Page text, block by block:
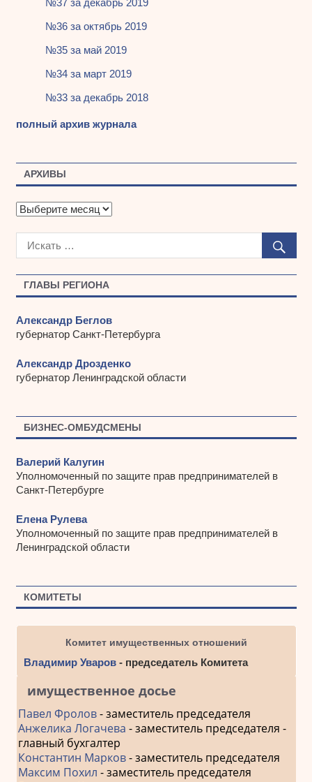
ГЛАВЫ РЕГИОНА
Александр Беглов
губернатор Санкт-Петербурга
Александр Дрозденко
губернатор Ленинградской области
БИЗНЕС-ОМБУДСМЕНЫ
Валерий Калугин
Уполномоченный по защите прав предпринимателей в
Санкт-Петербурге
Елена Рулева
Уполномоченный по защите прав предпринимателей в
Ленинградской области
КОМИТЕТЫ
Комитет имущественных отношений
Владимир Уваров- председатель Комитета
имущественное досье
Павел Фролов- заместитель председателя
Анжелика Логачева - заместитель председателя -
главный бухгалтер
Константин Марков- заместитель председателя
Максим Похил - заместитель председателя
№37 за декабрь 2019
№36 за октябрь 2019
№35 за май 2019
№34 за март 2019
№33 за декабрь 2018
полный архив журнала
АРХИВЫ
А
х
ы